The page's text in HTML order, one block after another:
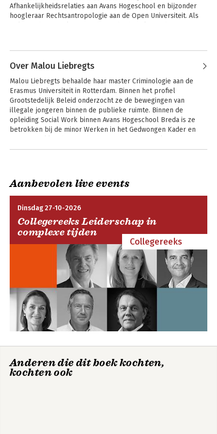
Afhankelijkheidsrelaties aan Avans Hogeschool en bijzonder
hoogleraar Rechtsantropologie aan de Open Universiteit. Als
Diversiteit
De toren van Babel
Observaties van de
Over Malou Liebregts
Malou Liebregts behaalde haar master Criminologie aan de
Erasmus Universiteit in Rotterdam. Binnen het profiel
Grootstedelijk Beleid onderzocht ze de bewegingen van
illegale jongeren binnen de publieke ruimte. Binnen de
opleiding Social Work binnen Avans Hogeschool Breda is ze
betrokken bij de minor Werken in het Gedwongen Kader en
schuldhulpverlening en intercultureel werken.
Psychologie &
sociologie
Materiële
hulpverlening
Aanbevolen live events
Dinsdag 27-10-2026
Collegereeks Leiderschap in
complexe tijden
Collegereeks
Anderen die dit boek kochten,
kochten ook